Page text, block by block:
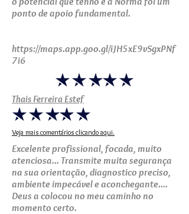
ponto de apoio fundamental.
https://maps.app.goo.gl/iJH5xE9vSgxPNf
7i6
Thais Ferreira Estef
Veja mais comentários clicando aqui.
Excelente profissional, focada, muito
atenciosa... Transmite muita segurança
na sua orientação, diagnostico preciso,
ambiente impecável e aconchegante....
Deus a colocou no meu caminho no
momento certo.